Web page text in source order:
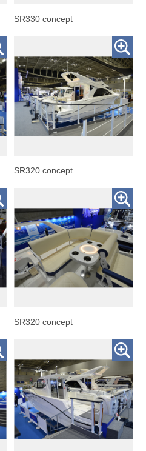
SR330 concept
SR320 concept
SR320 concept